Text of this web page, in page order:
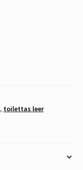
, toilettas leer